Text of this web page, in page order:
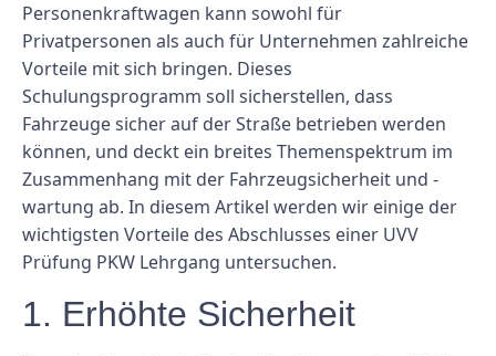
Personenkraftwagen kann sowohl für
Privatpersonen als auch für Unternehmen zahlreiche
Vorteile mit sich bringen. Dieses
Schulungsprogramm soll sicherstellen, dass
Fahrzeuge sicher auf der Straße betrieben werden
können, und deckt ein breites Themenspektrum im
Zusammenhang mit der Fahrzeugsicherheit und -
wartung ab. In diesem Artikel werden wir einige der
wichtigsten Vorteile des Abschlusses einer UVV
Prüfung PKW Lehrgang untersuchen.
1. Erhöhte Sicherheit